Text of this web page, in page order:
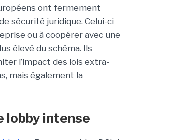
ont fermement
sécurité juridique. Celui-ci
ou à coopérer avec une
élevé du schéma. Ils
l’impact des lois extra-
mais également la
lobby intense